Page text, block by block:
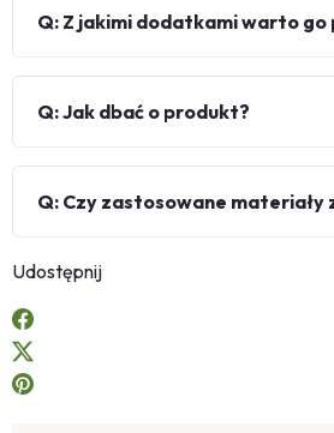
Q: Z jakimi dodatkami warto go
Q: Jak dbać o produkt?
Q: Czy zastosowane materiały
Udostępnij